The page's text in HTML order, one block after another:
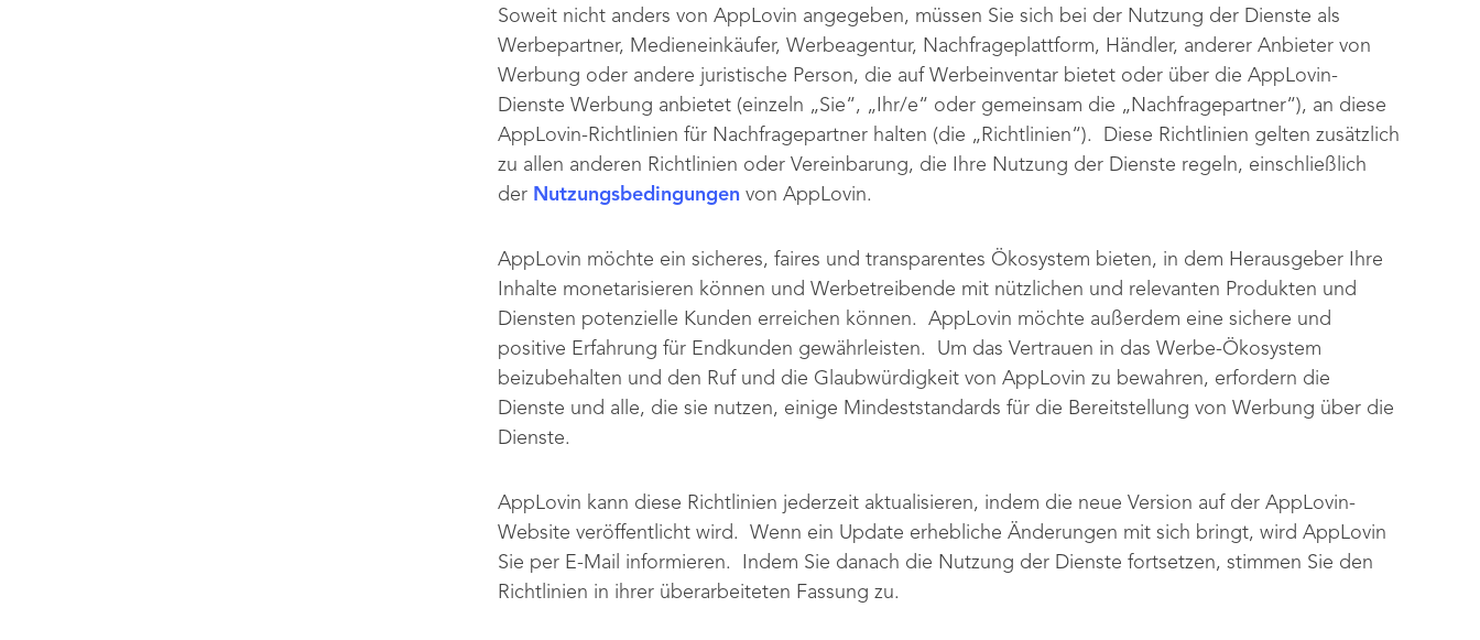
Soweit nicht anders von AppLovin angegeben, müssen Sie sich bei der Nutzung der Dienste als
Werbepartner, Medieneinkäufer, Werbeagentur, Nachfrageplattform, Händler, anderer Anbieter von
Werbung oder andere juristische Person, die auf Werbeinventar bietet oder über die AppLovin-
Dienste Werbung anbietet (einzeln „Sie“, „Ihr/e“ oder gemeinsam die „Nachfragepartner“), an diese
AppLovin-Richtlinien für Nachfragepartner halten (die „Richtlinien“). Diese Richtlinien gelten zusätzlich
zu allen anderen Richtlinien oder Vereinbarung, die Ihre Nutzung der Dienste regeln, einschließlich
der Nutzungsbedingungen von AppLovin.
AppLovin möchte ein sicheres, faires und transparentes Ökosystem bieten, in dem Herausgeber Ihre
Inhalte monetarisieren können und Werbetreibende mit nützlichen und relevanten Produkten und
Diensten potenzielle Kunden erreichen können. AppLovin möchte außerdem eine sichere und
positive Erfahrung für Endkunden gewährleisten. Um das Vertrauen in das Werbe-Ökosystem
beizubehalten und den Ruf und die Glaubwürdigkeit von AppLovin zu bewahren, erfordern die
Dienste und alle, die sie nutzen, einige Mindeststandards für die Bereitstellung von Werbung über die
Dienste.
AppLovin kann diese Richtlinien jederzeit aktualisieren, indem die neue Version auf der AppLovin-
Website veröffentlicht wird. Wenn ein Update erhebliche Änderungen mit sich bringt, wird AppLovin
Sie per E-Mail informieren. Indem Sie danach die Nutzung der Dienste fortsetzen, stimmen Sie den
Richtlinien in ihrer überarbeiteten Fassung zu.